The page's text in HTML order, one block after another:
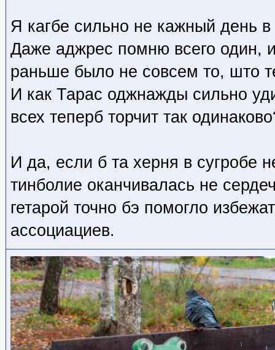
Я кагбе сильно не кажный день
Даже аджрес помню всего один,
раньше было не совсем то, што
И как Тарас оджнажды сильно
всех теперб торчит так
И да, если б та херня в сугробе
тинболие оканчивалась не
гетарой точно бэ помогло
ассоциациев.